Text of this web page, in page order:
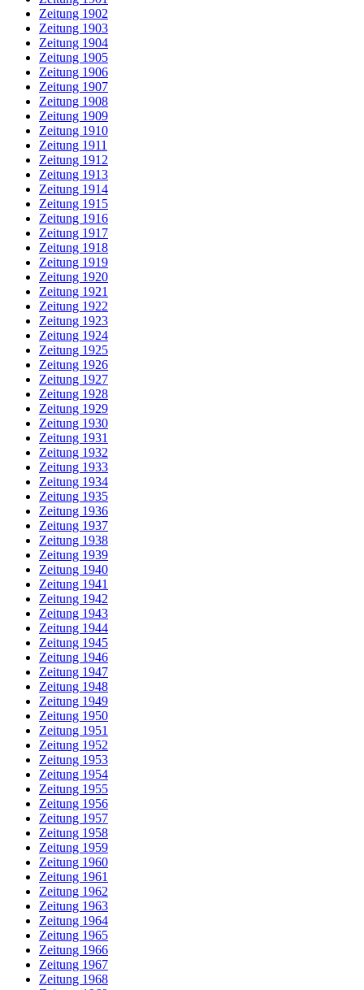
Zeitung 1902
Zeitung 1903
Zeitung 1904
Zeitung 1905
Zeitung 1906
Zeitung 1907
Zeitung 1908
Zeitung 1909
Zeitung 1910
Zeitung 1911
Zeitung 1912
Zeitung 1913
Zeitung 1914
Zeitung 1915
Zeitung 1916
Zeitung 1917
Zeitung 1918
Zeitung 1919
Zeitung 1920
Zeitung 1921
Zeitung 1922
Zeitung 1923
Zeitung 1924
Zeitung 1925
Zeitung 1926
Zeitung 1927
Zeitung 1928
Zeitung 1929
Zeitung 1930
Zeitung 1931
Zeitung 1932
Zeitung 1933
Zeitung 1934
Zeitung 1935
Zeitung 1936
Zeitung 1937
Zeitung 1938
Zeitung 1939
Zeitung 1940
Zeitung 1941
Zeitung 1942
Zeitung 1943
Zeitung 1944
Zeitung 1945
Zeitung 1946
Zeitung 1947
Zeitung 1948
Zeitung 1949
Zeitung 1950
Zeitung 1951
Zeitung 1952
Zeitung 1953
Zeitung 1954
Zeitung 1955
Zeitung 1956
Zeitung 1957
Zeitung 1958
Zeitung 1959
Zeitung 1960
Zeitung 1961
Zeitung 1962
Zeitung 1963
Zeitung 1964
Zeitung 1965
Zeitung 1966
Zeitung 1967
Zeitung 1968